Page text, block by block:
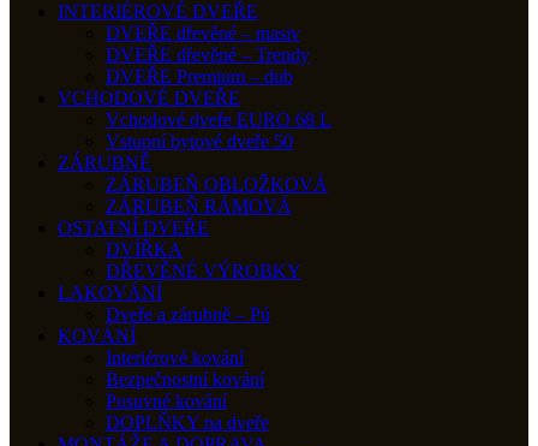
INTERIÉROVÉ DVEŘE
DVEŘE dřevěné – masiv
DVEŘE dřevěné – Trendy
DVEŘE Premium – dub
VCHODOVÉ DVEŘE
Vchodové dveře EURO 68 L
Vstupní bytové dveře 50
ZÁRUBNĚ
ZÁRUBEŇ OBLOŽKOVÁ
ZÁRUBEŇ RÁMOVÁ
OSTATNÍ DVEŘE
DVÍŘKA
DŘEVĚNÉ VÝROBKY
LAKOVÁNÍ
Dveře a zárubně – Pú
KOVÁNÍ
Interiérové kování
Bezpečnostní kování
Posuvné kování
DOPLŇKY na dveře